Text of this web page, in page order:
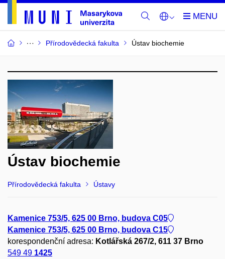
Přírodovědecká fakulta Ústav biochemie
Ústav biochemie
Přírodovědecká fakulta Ústavy
Kamenice 753/5, 625 00 Brno, budova C05
Kamenice 753/5, 625 00 Brno, budova C15
korespondenční adresa: Kotlářská 267/2, 611 37 Brno
549 49 1425